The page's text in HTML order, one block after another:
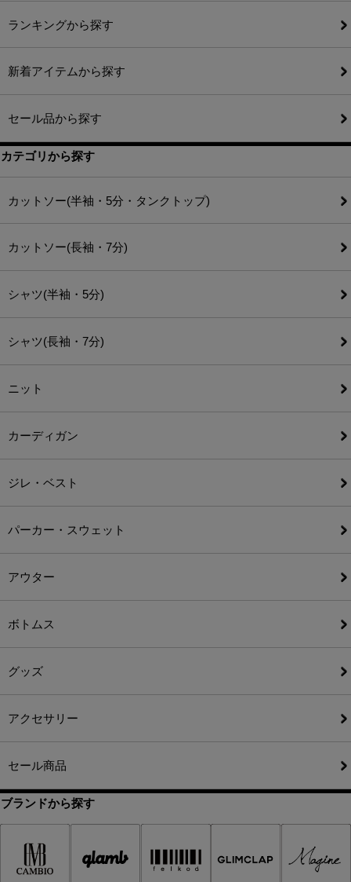
ランキングから探す
新着アイテムから探す
セール品から探す
カテゴリから探す
カットソー(半袖・5分・タンクトップ)
カットソー(長袖・7分)
シャツ(半袖・5分)
シャツ(長袖・7分)
ニット
カーディガン
ジレ・ベスト
パーカー・スウェット
アウター
ボトムス
グッズ
アクセサリー
セール商品
ブランドから探す